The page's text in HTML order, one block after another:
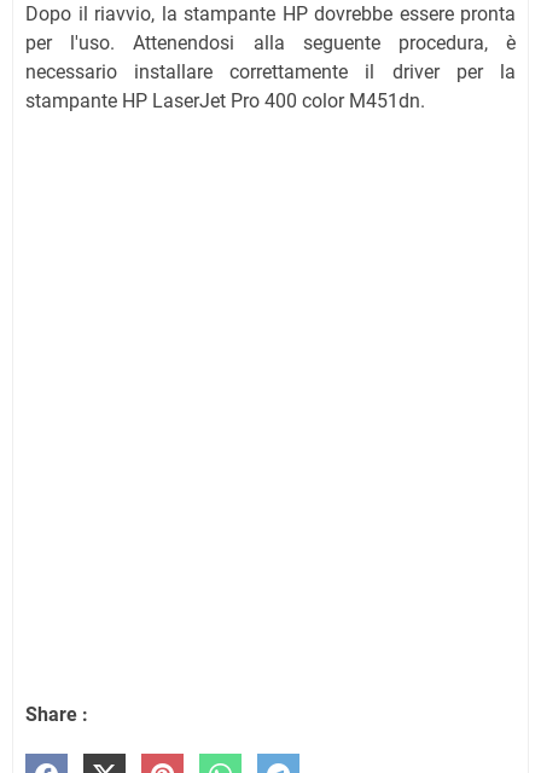
Dopo il riavvio, la stampante HP dovrebbe essere pronta
per l'uso. Attenendosi alla seguente procedura, è
necessario installare correttamente il driver per la
stampante HP LaserJet Pro 400 color M451dn.
Share :